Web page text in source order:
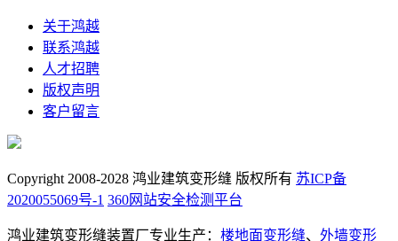
关于鸿越
联系鸿越
人才招聘
版权声明
客户留言
Copyright 2008-2028 鸿业建筑变形缝 版权所有 苏ICP备
2020055069号-1 360网站安全检测平台
鸿业建筑变形缝装置厂专业生产： 楼地面变形缝、 外墙变形